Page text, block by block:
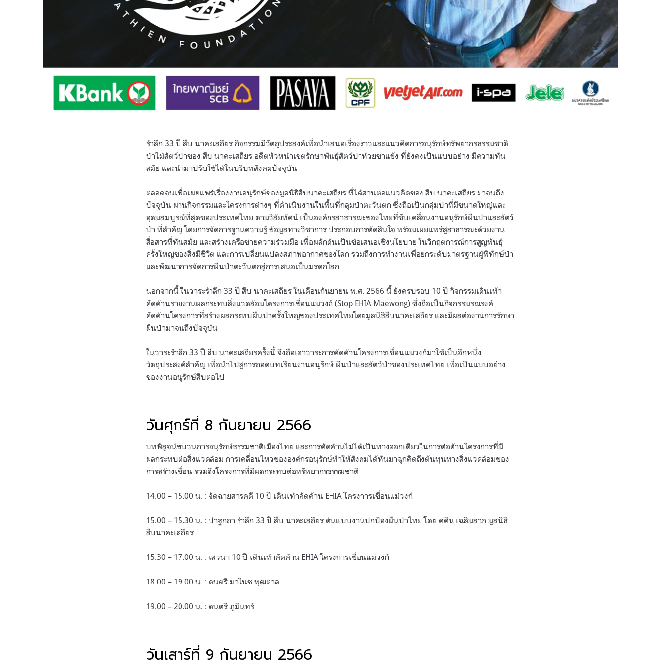
รำลึก 33 ปี สืบ นาคะเสถียร กิจกรรมมีวัตถุประสงค์เพื่อนำเสนอเรื่องราวและแนวคิดการอนุรักษ์ทรัพยากรธรรมชาติ
ป่าไม้สัตว์ป่าของ สืบ นาคะเสถียร อดีตหัวหน้าเขตรักษาพันธุ์สัตว์ป่าห้วยขาแข้ง ที่ยังคงเป็นแบบอย่าง มีความทัน
สมัย และนำมาปรับใช้ได้ในบริบทสังคมปัจจุบัน
ตลอดจนเพื่อเผยแพร่เรื่องงานอนุรักษ์ของมูลนิธิสืบนาคะเสถียร ที่ได้สานต่อแนวคิดของ สืบ นาคะเสถียร มาจนถึง
ปัจจุบัน ผ่านกิจกรรมและโครงการต่างๆ ที่ดำเนินงานในพื้นที่กลุ่มป่าตะวันตก ซึ่งถือเป็นกลุ่มป่าที่มีขนาดใหญ่และ
อุดมสมบูรณ์ที่สุดของประเทศไทย ตามวิสัยทัศน์ เป็นองค์กรสาธารณะของไทยที่ขับเคลื่อนงานอนุรักษ์ผืนป่าและสัตว์
ป่า ที่สำคัญ โดยการจัดการฐานความรู้ ข้อมูลทางวิชาการ ประกอบการตัดสินใจ พร้อมเผยแพร่สู่สาธารณะด้วยงาน
สื่อสารที่ทันสมัย และสร้างเครือข่ายความร่วมมือ เพื่อผลักดันเป็นข้อเสนอเชิงนโยบาย ในวิกฤตการณ์การสูญพันธุ์
ครั้งใหญ่ของสิ่งมีชีวิต และการเปลี่ยนแปลงสภาพอากาศของโลก รวมถึงการทำงานเพื่อยกระดับมาตรฐานผู้พิทักษ์ป่า
และพัฒนาการจัดการผืนป่าตะวันตกสู่การเสนอเป็นมรดกโลก
นอกจากนี้ ในวาระรำลึก 33 ปี สืบ นาคะเสถียร ในเดือนกันยายน พ.ศ. 2566 นี้ ยังครบรอบ 10 ปี กิจกรรมเดินเท้า
คัดค้านรายงานผลกระทบสิ่งแวดล้อมโครงการเขื่อนแม่วงก์ (Stop EHIA Maewong) ซึ่งถือเป็นกิจกรรมรณรงค์
คัดค้านโครงการที่สร้างผลกระทบผืนป่าครั้งใหญ่ของประเทศไทยโดยมูลนิธิสืบนาคะเสถียร และมีผลต่องานการรักษา
ผืนป่ามาจนถึงปัจจุบัน
ในวาระรำลึก 33 ปี สืบ นาคะเสถียรครั้งนี้ จึงถือเอาวาระการคัดค้านโครงการเขื่อนแม่วงก์มาใช้เป็นอีกหนึ่ง
วัตถุประสงค์สำคัญ เพื่อนำไปสู่การถอดบทเรียนงานอนุรักษ์ ผืนป่าและสัตว์ป่าของประเทศไทย เพื่อเป็นแบบอย่าง
ของงานอนุรักษ์สืบต่อไป
วันศุกร์ที่ 8 กันยายน 2566
บทพิสูจน์ขบวนการอนุรักษ์ธรรมชาติเมืองไทย และการคัดค้านไม่ได้เป็นทางออกเดียวในการต่อต้านโครงการที่มี
ผลกระทบต่อสิ่งแวดล้อม การเคลื่อนไหวขององค์กรอนุรักษ์ทำให้สังคมได้หันมาฉุกคิดถึงต้นทุนทางสิ่งแวดล้อมของ
การสร้างเขื่อน รวมถึงโครงการที่มีผลกระทบต่อทรัพยากรธรรมชาติ
14.00 – 15.00 น. : จัดฉายสารคดี 10 ปี เดินเท้าคัดค้าน EHIA โครงการเขื่อนแม่วงก์
15.00 – 15.30 น. : ปาฐกถา รำลึก 33 ปี สืบ นาคะเสถียร ต้นแบบงานปกป้องผืนป่าไทย โดย ศศิน เฉลิมลาภ มูลนิธิ
สืบนาคะเสถียร
15.30 – 17.00 น. : เสวนา 10 ปี เดินเท้าคัดค้าน EHIA โครงการเขื่อนแม่วงก์
18.00 – 19.00 น. : ดนตรี มาโนช พุฒตาล
19.00 – 20.00 น. : ดนตรี ภูมินทร์
วันเสาร์ที่ 9 กันยายน 2566